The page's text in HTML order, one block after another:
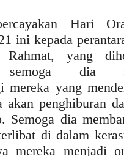
Hari
ini kepada
Rahmat, yang
dia
mereka yang
akan penghiburan
Semoga dia
di dalam
mereka menjadi